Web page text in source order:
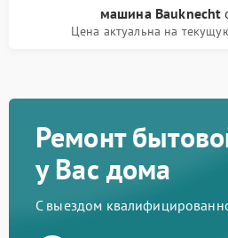
машина Bauknecht
Цена актуальна на
Ремонт
у Вас дома
С выездом